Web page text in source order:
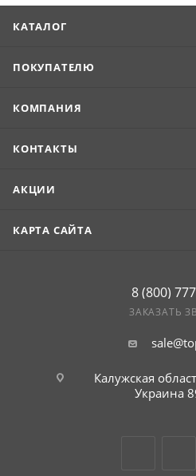
КАТАЛОГ
ПОКУПАТЕЛЮ
КОМПАНИЯ
КОНТАКТЫ
АКЦИИ
КАРТА САЙТА
8 (800)
ЗАКАЗАТЬ
Калужская
Украина